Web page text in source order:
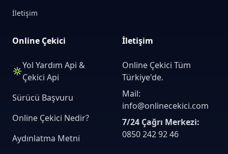
İletişim
Online Çekici
Yol Yardım Api &
Çekici Api
Sürücü Başvuru
Online Çekici Nedir?
Aydınlatma Metni
İletişim
Online Çekici Tüm
Türkiye'de.
Mail:
info@onlinecekici.com
7/24 Çağrı Merkezi:
0850 242 92 46